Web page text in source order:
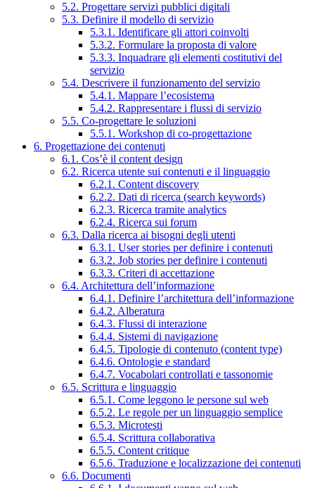
5.2. Progettare servizi pubblici digitali
5.3. Definire il modello di servizio
5.3.1. Identificare gli attori coinvolti
5.3.2. Formulare la proposta di valore
5.3.3. Inquadrare gli elementi costitutivi del
servizio
5.4. Descrivere il funzionamento del servizio
5.4.1. Mappare l’ecosistema
5.4.2. Rappresentare i flussi di servizio
5.5. Co-progettare le soluzioni
5.5.1. Workshop di co-progettazione
6. Progettazione dei contenuti
6.1. Cos’è il content design
6.2. Ricerca utente sui contenuti e il linguaggio
6.2.1. Content discovery
6.2.2. Dati di ricerca (search keywords)
6.2.3. Ricerca tramite analytics
6.2.4. Ricerca sui forum
6.3. Dalla ricerca ai bisogni degli utenti
6.3.1. User stories per definire i contenuti
6.3.2. Job stories per definire i contenuti
6.3.3. Criteri di accettazione
6.4. Architettura dell’informazione
6.4.1. Definire l’architettura dell’informazione
6.4.2. Alberatura
6.4.3. Flussi di interazione
6.4.4. Sistemi di navigazione
6.4.5. Tipologie di contenuto (content type)
6.4.6. Ontologie e standard
6.4.7. Vocabolari controllati e tassonomie
6.5. Scrittura e linguaggio
6.5.1. Come leggono le persone sul web
6.5.2. Le regole per un linguaggio semplice
6.5.3. Microtesti
6.5.4. Scrittura collaborativa
6.5.5. Content critique
6.5.6. Traduzione e localizzazione dei contenuti
6.6. Documenti